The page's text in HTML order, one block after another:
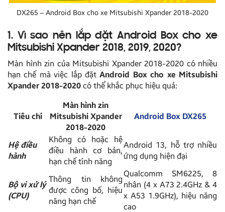
DX265 – Android Box cho xe Mitsubishi Xpander 2018-2020
1. Vì sao nên lắp đặt Android Box cho xe
Mitsubishi Xpander 2018, 2019, 2020?
Màn hình zin của Mitsubishi Xpander 2018-2020 có nhiều
hạn chế mà việc lắp đặtAndroid Box cho xe Mitsubishi
Xpander 2018-2020 có thể khắc phục hiệu quả:
Tiêu chí
Màn hình zin
Mitsubishi Xpander
2018-2020
Android Box DX265
Hệ điều
hành
Không có hoặc hệ
điều hành cơ bản,
hạn chế tính năng
Android 13, hỗ trợ nhiều
ứng dụng hiện đại
Bộ vi xử lý
(CPU)
Thông tin không
được công bố, hiệu
năng hạn chế
Qualcomm SM6225, 8
nhân (4 x A73 2.4GHz & 4
x A53 1.9GHz), hiệu năng
cao